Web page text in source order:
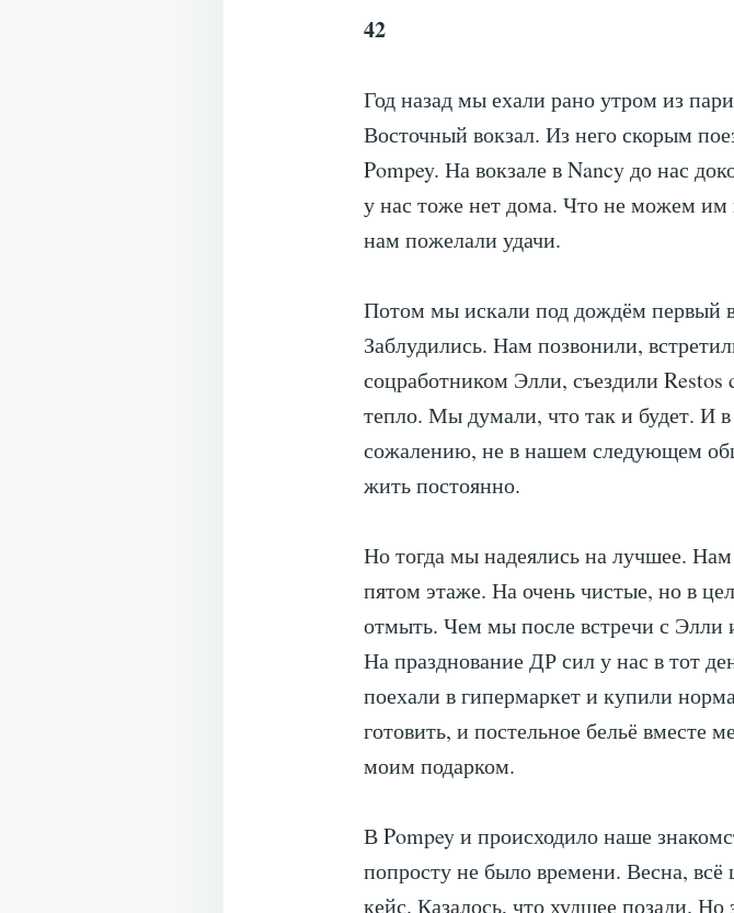
42
Год назад мы ехали рано утром из
Восточный вокзал. Из него скорым
Pompey. На вокзале в Nancy до нас
у нас тоже нет дома. Что не можем им
нам пожелали удачи.
Потом мы искали под дождём первый
Заблудились. Нам позвонили,
соцработником Элли, съездили
тепло. Мы думали, что так и будет. И
сожалению, не в нашем следующем
жить постоянно.
Но тогда мы надеялись на лучшее.
пятом этаже. На очень чистые, но в
отмыть. Чем мы после встречи с Элли
На празднование ДР сил у нас в тот
поехали в гипермаркет и купили
готовить, и постельное бельё
моим подарком.
В Pompey и происходило наше
попросту не было времени. Весна,
кейс. Казалось, что худшее позади. Но